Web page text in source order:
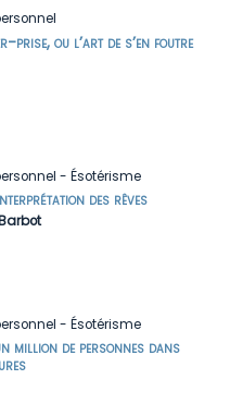
prise, ou l’art de s’en foutre
- Ésotérisme
des rêves
- Ésotérisme
million de personnes dans